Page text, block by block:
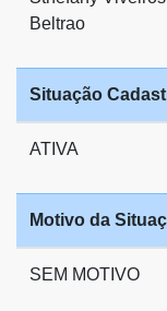
Beltrao
Situação
ATIVA
Motivo da
SEM MOTIVO